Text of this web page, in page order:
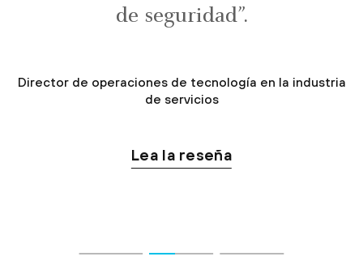
de seguridad”.
Director de operaciones de tecnología en la industria
de servicios
Lea la reseña